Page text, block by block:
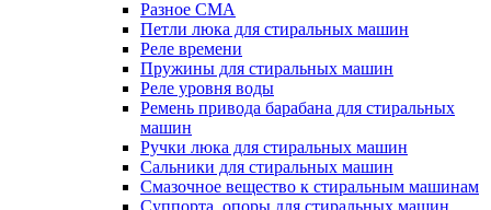
Разное СМА
Петли люка для стиральных машин
Реле времени
Пружины для стиральных машин
Реле уровня воды
Ремень привода барабана для стиральных
машин
Ручки люка для стиральных машин
Сальники для стиральных машин
Смазочное вещество к стиральным машинам
Суппорта, опоры для стиральных машин